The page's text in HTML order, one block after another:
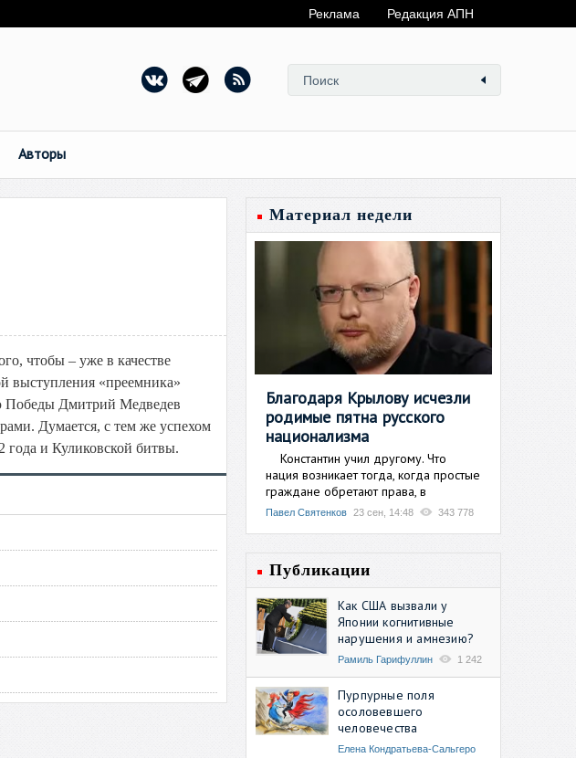
Реклама Редакция АПН
Авторы
чтобы – уже в качестве
выступления «преемника»
Победы Дмитрий Медведев
Думается, с тем же успехом
и Куликовской битвы.
Материал недели
Благодаря Крылову исчезли
родимые пятна русского
национализма
Константин учил другому. Что
нация возникает тогда, когда простые
граждане обретают права, в
Павел Святенков 23 сен, 14:48 343 778
Публикации
Как США вызвали у
Японии когнитивные
нарушения и амнезию?
Рамиль Гарифуллин 1 242
Пурпурные поля
осоловевшего
человечества
Елена Кондратьева-Сальгеро